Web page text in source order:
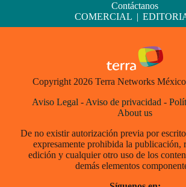
Contáctanos
COMERCIAL |
Copyright 2026 Terra Networks
Aviso Legal - Aviso de privacidad -
About us
De no existir autorización previa por
expresamente prohibida la publicación,
edición y cualquier otro uso de los
demás elementos